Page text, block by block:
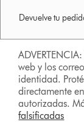
Devuelve tu
web y los
identidad.
directamente
autorizadas.
falsificadas